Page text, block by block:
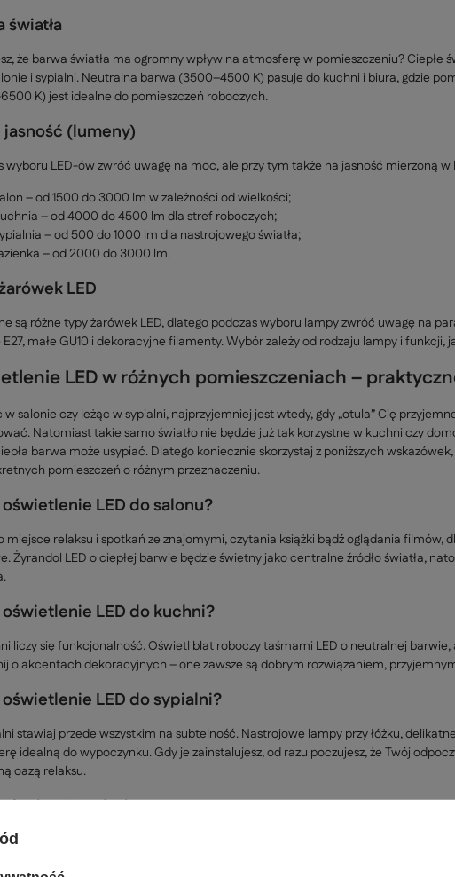
światła
że barwa światła ma ogromny wpływ na atmosferę w pomieszczeniu?
i sypialni. Neutralna barwa (3500–4500 K) pasuje do kuchni i biura, gdzie
K) jest idealne do pomieszczeń roboczych.
(lumeny)
wyboru LED-ów zwróć uwagę na moc, ale przy tym także na jasność mierzoną w
– od 1500 do 3000 lm w zależności od wielkości;
– od 4000 do 4500 lm dla stref roboczych;
– od 500 do 1000 lm dla nastrojowego światła;
– od 2000 do 3000 lm.
LED
są różne typy żarówek LED, dlatego podczas wyboru lampy zwróć uwagę na
małe GU10 i dekoracyjne filamenty. Wybór zależy od rodzaju lampy i funkcji,
LED w różnych pomieszczeniach –
w salonie czy leżąc w sypialni, najprzyjemniej jest wtedy, gdy „otula” Cię
Natomiast takie samo światło nie będzie już tak korzystne w kuchni czy
barwa może usypiać. Dlatego koniecznie skorzystaj z poniższych
pomieszczeń o różnym przeznaczeniu.
LED do salonu?
miejsce relaksu i spotkań ze znajomymi, czytania książki bądź oglądania filmów,
Żyrandol LED o ciepłej barwie będzie świetny jako centralne źródło światła,
LED do kuchni?
liczy się funkcjonalność. Oświetl blat roboczy taśmami LED o neutralnej
o akcentach dekoracyjnych – one zawsze są dobrym rozwiązaniem,
LED do sypialni?
stawiaj przede wszystkim na subtelność. Nastrojowe lampy przy łóżku,
idealną do wypoczynku. Gdy je zainstalujesz, od razu poczujesz, że Twój
oazą relaksu.
LED w łazience
wymaga przede wszystkim światła odpornego na wilgoć, gdyż jej tam nie